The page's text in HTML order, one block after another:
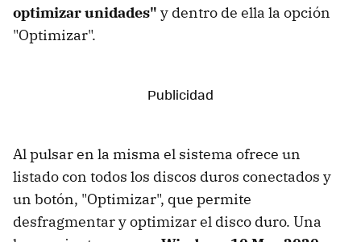
optimizar unidades" y dentro de ella la opción
"Optimizar".
Al pulsar en la misma el sistema ofrece un
listado con todos los discos duros conectados y
un botón, "Optimizar", que permite
desfragmentar y optimizar el disco duro. Una